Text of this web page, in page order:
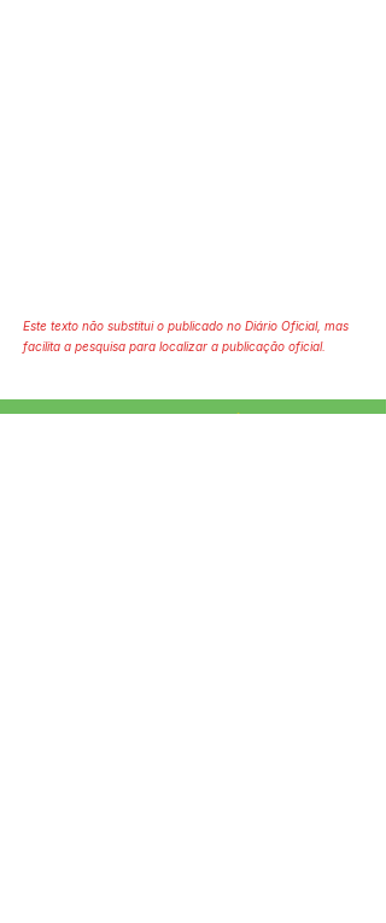
Este texto não substitui o publicado no Diário Oficial, mas
facilita a pesquisa para localizar a publicação oficial.